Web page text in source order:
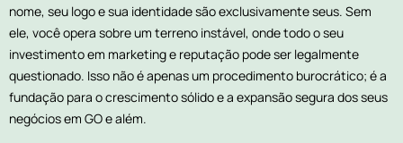
nome, seu logo e sua identidade são exclusivamente seus. Sem
ele, você opera sobre um terreno instável, onde todo o seu
investimento em marketing e reputação pode ser legalmente
questionado. Isso não é apenas um procedimento burocrático; é a
fundação para o crescimento sólido e a expansão segura dos seus
negócios em GO e além.